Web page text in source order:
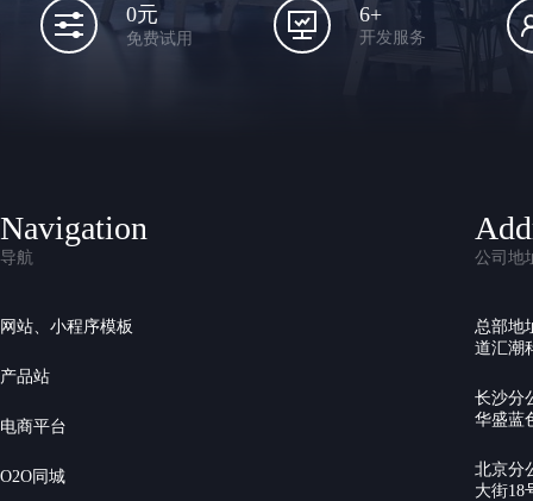
0元
免费试用
6+
开发服务
Navigation
导航
网站、小程序模板
产品站
电商平台
O2O同城
公司地
总部地
道汇潮
长沙分
华盛蓝
北京分
大街18